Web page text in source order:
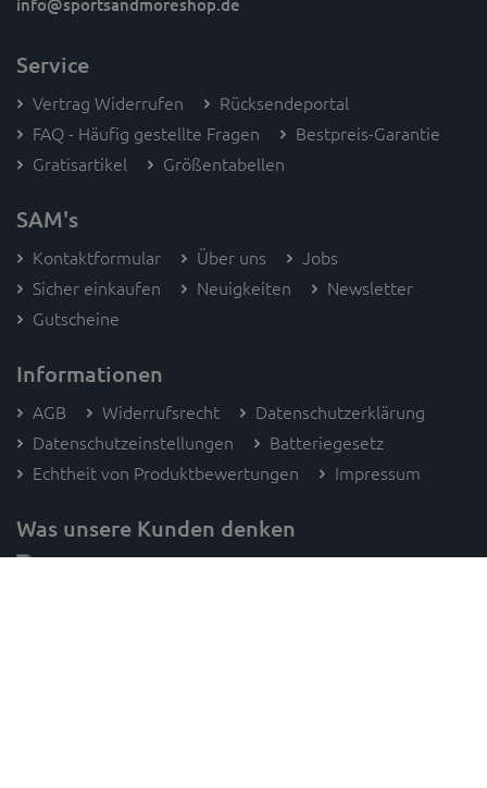
info@sportsandmoreshop.de
Service
Vertrag Widerrufen
Rücksendeportal
FAQ - Häufig gestellte Fragen
Bestpreis-Garantie
Gratisartikel
Größentabellen
SAM's
Kontaktformular Über uns
Jobs
Sicher einkaufen
Neuigkeiten
Newsletter
Gutscheine
Informationen
AGB Widerrufsrecht
Datenschutzerklärung
Datenschutzeinstellungen
Batteriegesetz
Echtheit von Produktbewertungen
Impressum
Was unsere Kunden denken